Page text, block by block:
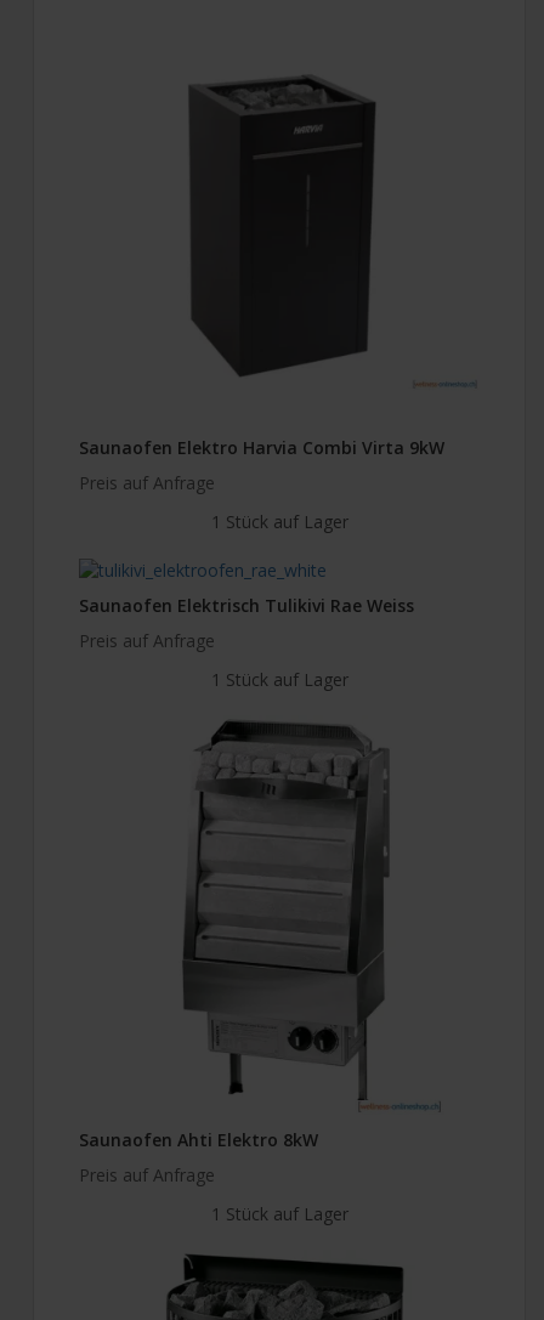
Saunaofen Elektro Harvia Combi Virta 9kW
Preis auf Anfrage
1 Stück auf Lager
Saunaofen Elektrisch Tulikivi Rae Weiss
Preis auf Anfrage
1 Stück auf Lager
Saunaofen Ahti Elektro 8kW
Preis auf Anfrage
1 Stück auf Lager